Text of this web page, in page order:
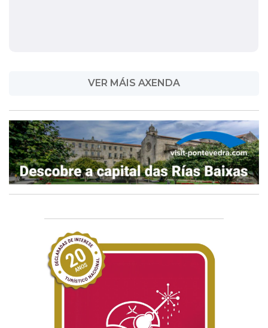
VER MÁIS AXENDA